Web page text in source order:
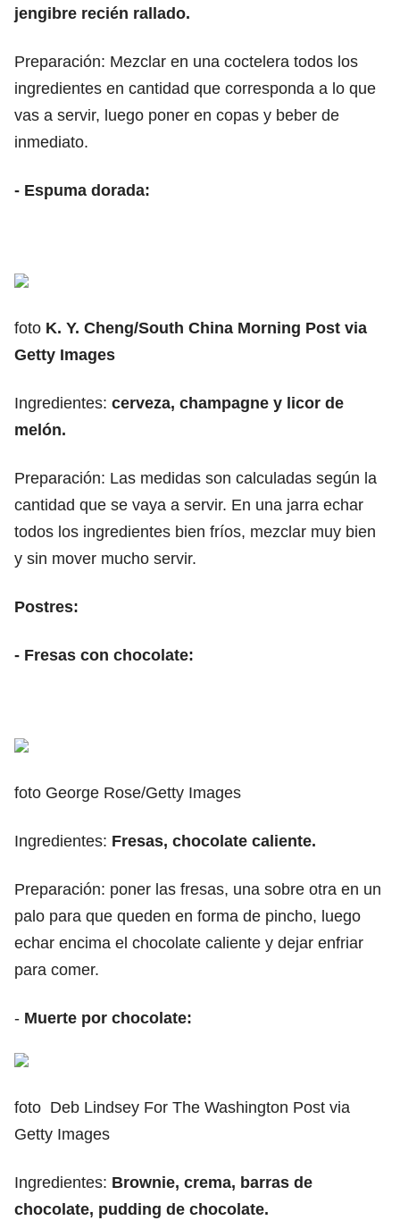
jengibre recién rallado.
Preparación: Mezclar en una coctelera todos los
ingredientes en cantidad que corresponda a lo que
vas a servir, luego poner en copas y beber de
inmediato.
- Espuma dorada:
foto K. Y. Cheng/South China Morning Post via
Getty Images
Ingredientes: cerveza, champagne y licor de
melón.
Preparación: Las medidas son calculadas según la
cantidad que se vaya a servir. En una jarra echar
todos los ingredientes bien fríos, mezclar muy bien
y sin mover mucho servir.
Postres:
- Fresas con chocolate:
foto George Rose/Getty Images
Ingredientes: Fresas, chocolate caliente.
Preparación: poner las fresas, una sobre otra en un
palo para que queden en forma de pincho, luego
echar encima el chocolate caliente y dejar enfriar
para comer.
- Muerte por chocolate:
foto Deb Lindsey For The Washington Post via
Getty Images
Ingredientes: Brownie, crema, barras de
chocolate, pudding de chocolate.